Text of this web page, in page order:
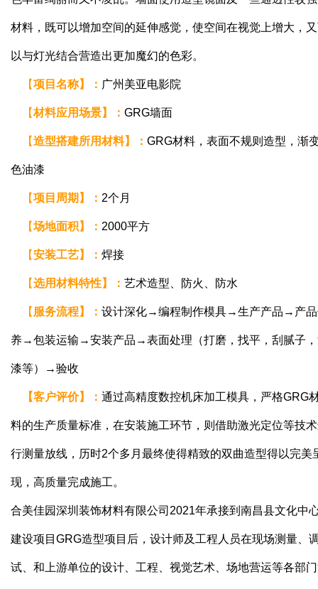
材料，既可以增加空间的延伸感觉，使空间在视觉上增大，
以与灯光结合营造出更加魔幻的色彩。
【项目名称】： 广州美亚电影院
【材料应用场景】 ： GRG墙面
【造型搭建所用材料】 ： GRG材料，表面不规则造型，渐
色油漆
【项目周期 】 ： 2个月
【场地面积】 ： 2000平方
【安装工艺】 ： 焊接
【选用材料特性】 ： 艺术造型、防火、防水
【 服务流程】 ： 设计深化→编程制作模具→生产产品→产
养→包装运输→安装产品→表面处理（打磨，找平，刮腻子
漆等）→验收
【客户评价】 ： 通过高精度数控机床加工模具，严格GRG
料的生产质量标准，在安装施工环节，则借助激光定位等技
行测量放线，历时2个多月最终使得精致的双曲造型得以完美
现，高质量完成施工。
合美佳园深圳装饰材料有限公司2021年承接到南昌县文化中
建设项目GRG造型项目后，设计师及工程人员在现场测量、
试、和上游单位的设计、工程、视觉艺术、场地营运等各部